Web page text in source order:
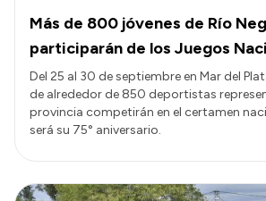
Más de 800 jóvenes de Río
participarán de los Juegos
Del 25 al 30 de septiembre en Mar del
de alrededor de 850 deportistas
provincia competirán en el certamen
será su 75° aniversario.